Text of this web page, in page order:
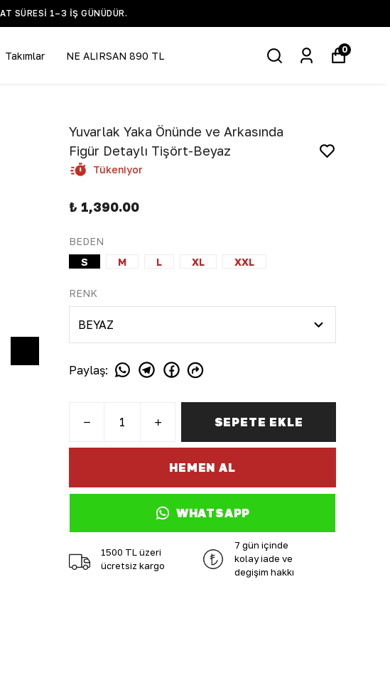
SÜRESI 1–3 IŞ GÜNÜDÜR.
Takımlar NE ALIRSAN 890 TL
0
Yuvarlak Yaka Önünde ve Arkasında
Figür Detaylı Tişört-Beyaz
Tükeniyor
₺ 1,390.00
BEDEN
S
M L XL XXL
RENK
Paylaş:
SEPETE EKLE
HEMEN AL
WHATSAPP
1500 TL üzeri
ücretsiz kargo
7 gün içinde
kolay iade ve
değişim hakkı